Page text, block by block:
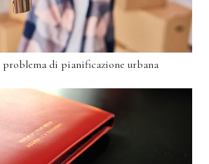
di pianificazione urbana